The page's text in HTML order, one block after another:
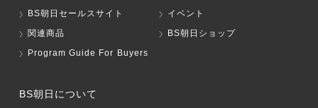
BS朝日セールスサイト
イベント
関連商品
BS朝日ショップ
Program Guide For Buyers
BS朝日について